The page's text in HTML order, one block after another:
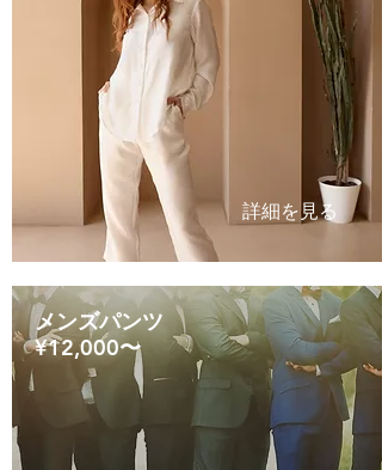
詳細を見る
メンズパンツ
¥12,000〜